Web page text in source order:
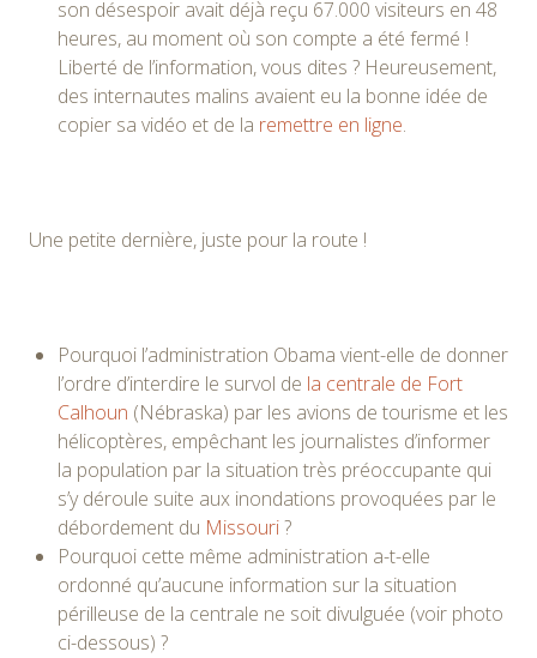
son désespoir avait déjà reçu 67.000 visiteurs en 48
heures, au moment où son compte a été fermé !
Liberté de l’information, vous dites ? Heureusement,
des internautes malins avaient eu la bonne idée de
copier sa vidéo et de la remettre en ligne.
Une petite dernière, juste pour la route !
Pourquoi l’administration Obama vient-elle de donner
l’ordre d’interdire le survol de la centrale de Fort
Calhoun (Nébraska) par les avions de tourisme et les
hélicoptères, empêchant les journalistes d’informer
la population par la situation très préoccupante qui
s’y déroule suite aux inondations provoquées par le
débordement du Missouri?
Pourquoi cette même administration a-t-elle
ordonné qu’aucune information sur la situation
périlleuse de la centrale ne soit divulguée (voir photo
ci-dessous) ?